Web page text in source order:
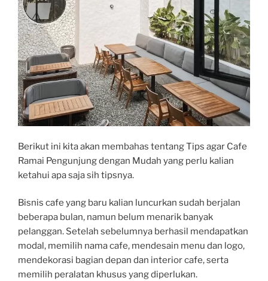
Berikut ini kita akan membahas tentang Tips agar Cafe
Ramai Pengunjung dengan Mudah yang perlu kalian
ketahui apa saja sih tipsnya.
Bisnis cafe yang baru kalian luncurkan sudah berjalan
beberapa bulan, namun belum menarik banyak
pelanggan. Setelah sebelumnya berhasil mendapatkan
modal, memilih nama cafe, mendesain menu dan logo,
mendekorasi bagian depan dan interior cafe, serta
memilih peralatan khusus yang diperlukan.